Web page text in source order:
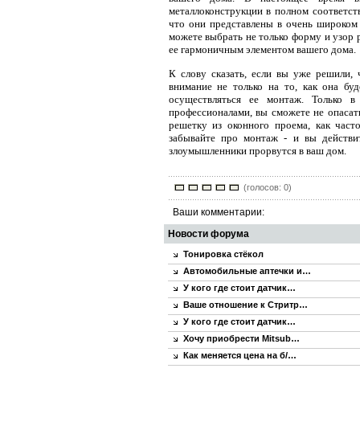
металлоконструкции в полном
что они представлены в очень
можете выбрать не только форму и узор
ее гармоничным элементом вашего дома.
К слову сказать, если вы уже решили,
внимание не только на то, как она
осуществляться ее монтаж. Только
профессионалами, вы сможете не
решетку из оконного проема, как
забывайте про монтаж - и вы
злоумышленники прорвутся в ваш дом.
(голосов: 0)
Ваши комментарии:
Новости форума
Тонировка стёкол
Автомобильные аптечки и…
У кого где стоит датчик…
Ваше отношение к Стритр…
У кого где стоит датчик…
Хочу приобрести Mitsub…
Как меняется цена на б/…